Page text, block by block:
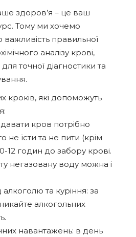
здоров’я – це ваш
Тому ми хочемо
правильної
аналізу крові,
точної діагностики та
кроків, які допоможуть
кров потрібно
не їсти та не пити (крім
12 годин до забору крові.
негазовану воду можна і
алкоголю та куріння: за
алкогольних
навантажень: в день